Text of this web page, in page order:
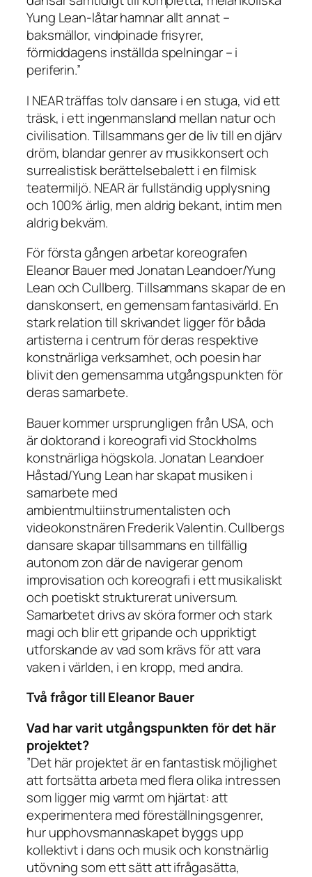
Yung Lean-låtar hamnar allt annat –
baksmällor, vindpinade frisyrer,
förmiddagens inställda spelningar – i
periferin.”
I NEARträffas tolv dansare i en stuga, vid ett
träsk, i ett ingenmansland mellan natur och
civilisation. Tillsammans ger de liv till en djärv
dröm, blandar genrer av musikkonsert och
surrealistisk berättelsebalett i en filmisk
teatermiljö. NEARär fullständig upplysning
och 100% ärlig, men aldrig bekant, intim men
aldrig bekväm.
För första gången arbetar koreografen
Eleanor Bauer med Jonatan Leandoer/Yung
Lean och Cullberg. Tillsammans skapar de en
danskonsert, en gemensam fantasivärld. En
stark relation till skrivandet ligger för båda
artisterna i centrum för deras respektive
konstnärliga verksamhet, och poesin har
blivit den gemensamma utgångspunkten för
deras samarbete.
Bauer kommer ursprungligen från USA, och
är doktorand i koreografi vid Stockholms
konstnärliga högskola. Jonatan Leandoer
Håstad/Yung Lean har skapat musiken i
samarbete med
ambientmultiinstrumentalisten och
videokonstnären Frederik Valentin. Cullbergs
dansare skapar tillsammans en tillfällig
autonom zon där de navigerar genom
improvisation och koreografi i ett musikaliskt
och poetiskt strukturerat universum.
Samarbetet drivs av sköra former och stark
magi och blir ett gripande och uppriktigt
utforskande av vad som krävs för att vara
vaken i världen, i en kropp, med andra.
Två frågor till Eleanor Bauer
Vad har varit utgångspunkten för det här
projektet?
”Det här projektet är en fantastisk möjlighet
att fortsätta arbeta med flera olika intressen
som ligger mig varmt om hjärtat: att
experimentera med föreställningsgenrer,
hur upphovsmannaskapet byggs upp
kollektivt i dans och musik och konstnärlig
utövning som ett sätt att ifrågasätta,